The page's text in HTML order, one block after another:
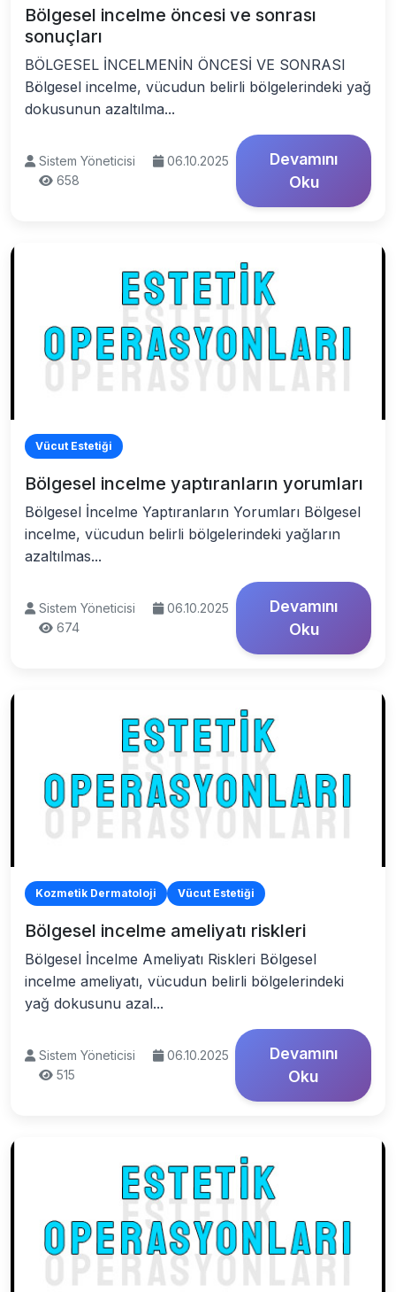
Bölgesel incelme öncesi ve sonrası
sonuçları
BÖLGESEL İNCELMENİN ÖNCESİ VE SONRASI
Bölgesel incelme, vücudun belirli bölgelerindeki yağ
dokusunun azaltılma...
Sistem Yöneticisi
06.10.2025
658
Devamını
Oku
Vücut Estetiği
Bölgesel incelme yaptıranların yorumları
Bölgesel İncelme Yaptıranların Yorumları Bölgesel
incelme, vücudun belirli bölgelerindeki yağların
azaltılmas...
Sistem Yöneticisi
06.10.2025
674
Devamını
Oku
Kozmetik Dermatoloji Vücut Estetiği
Bölgesel incelme ameliyatı riskleri
Bölgesel İncelme Ameliyatı Riskleri Bölgesel
incelme ameliyatı, vücudun belirli bölgelerindeki
yağ dokusunu azal...
Sistem Yöneticisi
06.10.2025
515
Devamını
Oku